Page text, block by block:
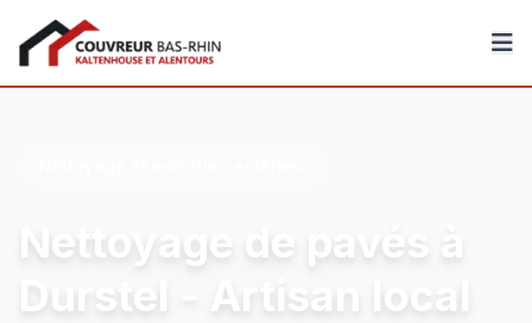
Couvreur Bas-Rhin
Nettoyage de pavés à
Durstel - Artisan local